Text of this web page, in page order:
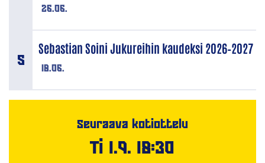
26.06.
18.06.
Sebastian Soini Jukureihin kaudeksi 2026–2027
Seuraava kotiottelu
Ti 1.9. 18:30